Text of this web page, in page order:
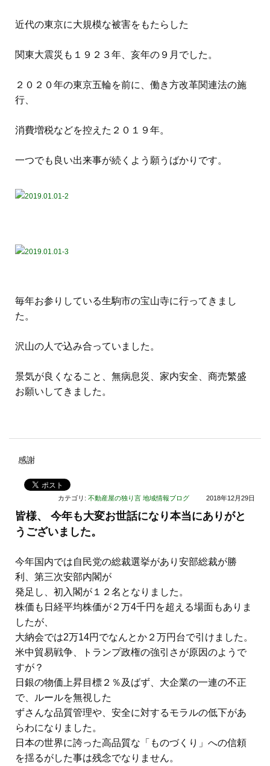
近代の東京に大規模な被害をもたらした
関東大震災も１９２３年、亥年の９月でした。
２０２０年の東京五輪を前に、働き方改革関連法の施
行、
消費増税などを控えた２０１９年。
一つでも良い出来事が続くよう願うばかりです。
毎年お参りしている生駒市の宝山寺に行ってきまし
た。
沢山の人で込み合っていました。
景気が良くなること、無病息災、家内安全、商売繁盛
お願いしてきました。
感謝
カテゴリ: 不動産屋の独り言 地域情報ブログ 2018年12月29日
皆様、 今年も大変お世話になり本当にありがと
うございました。
今年国内では自民党の総裁選挙があり安部総裁が勝
利、第三次安部内閣が
発足し、初入閣が１２名となりました。
株価も日経平均株価が２万4千円を超える場面もありま
したが、
大納会では2万14円でなんとか２万円台で引けました。
米中貿易戦争、トランプ政権の強引さが原因のようで
すが？
日銀の物価上昇目標２％及ばず、大企業の一連の不正
で、ルールを無視した
ずさんな品質管理や、安全に対するモラルの低下があ
らわになりました。
日本の世界に誇った高品質な「ものづくり」への信頼
を揺るがした事は残念でなりません。